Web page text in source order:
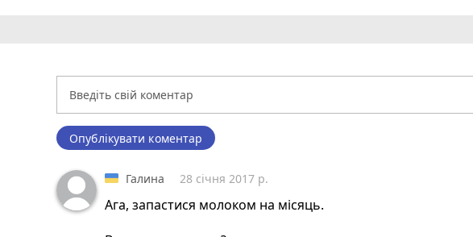
Опублікувати коментар
Галина 28 січня 2017 р.
Ага, запастися молоком на місяць.